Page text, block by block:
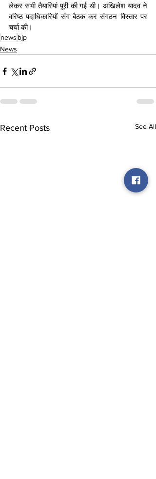
लेकर सभी तैयारियां पूरी की गई थी। अखिलेश यादव ने
वरिष्ठ पदाधिकारियों संग बैठक कर संगठन विस्तार पर
चर्चा की।
news bjp
News
Recent Posts See All